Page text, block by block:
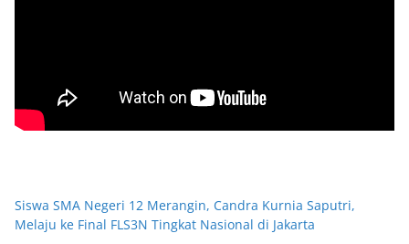
Siswa SMA Negeri 12 Merangin, Candra Kurnia Saputri,
Melaju ke Final FLS3N Tingkat Nasional di Jakarta